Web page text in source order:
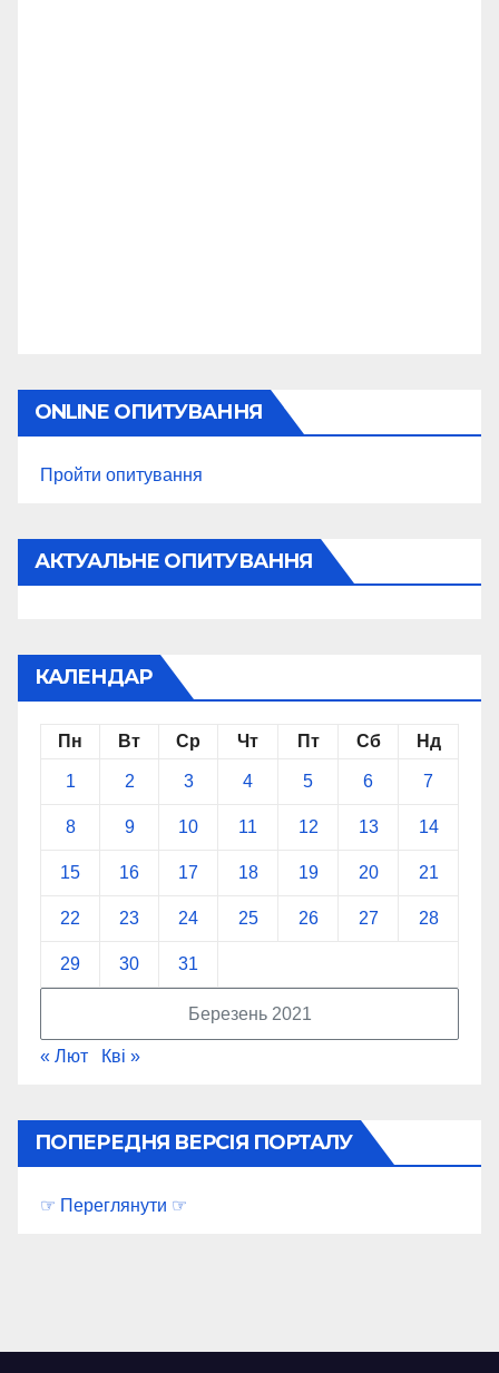
ONLINE ОПИТУВАННЯ
Пройти опитування
АКТУАЛЬНЕ ОПИТУВАННЯ
КАЛЕНДАР
Березень 2021
Пн Вт Ср Чт Пт Сб Нд
1 2 3 4 5 6 7
8 9 10 11 12 13 14
15 16 17 18 19 20 21
22 23 24 25 26 27 28
29 30 31
« Лют Кві »
ПОПЕРЕДНЯ ВЕРСІЯ ПОРТАЛУ
☞ Переглянути ☞